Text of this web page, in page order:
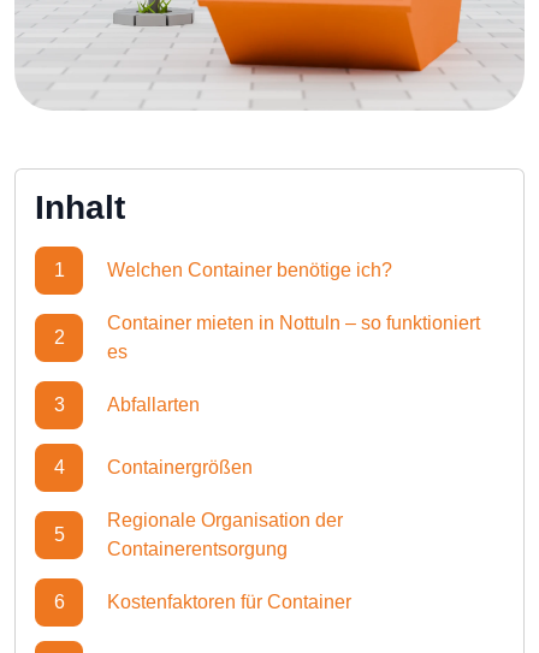
Inhalt
1 Welchen Container benötige ich?
2
Container mieten in Nottuln – so funktioniert
es
3 Abfallarten
4 Containergrößen
5
Regionale Organisation der
Containerentsorgung
6 Kostenfaktoren für Container